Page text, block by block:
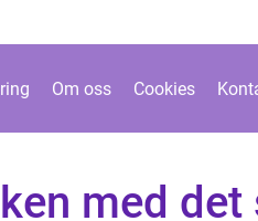
Om oss Cookies
med det